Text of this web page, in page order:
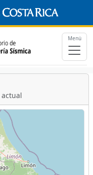
Menú